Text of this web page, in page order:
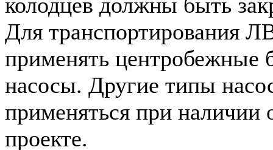
Для транспортирования
применять центробежные
насосы. Другие типы
применяться при наличии
проекте.